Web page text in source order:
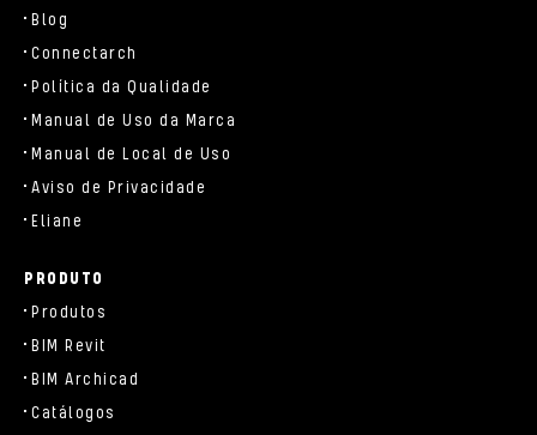
Blog
Connectarch
Política da Qualidade
Manual de Uso da Marca
Manual de Local de Uso
Aviso de Privacidade
Eliane
PRODUTO
Produtos
BIM Revit
BIM Archicad
Catálogos